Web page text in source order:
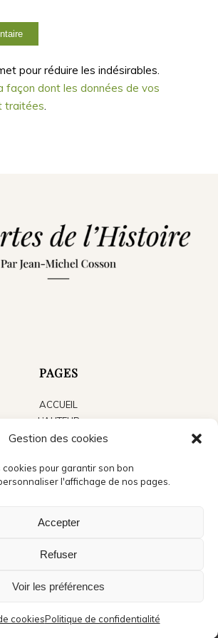
Gestion des cookies
cookies pour garantir son bon
l'affichage de nos pages.
Accepter
Refuser
Voir les préférences
cookiesPolitique de confidentialité
pour réduire les indésirables.
façon dont les données de vos
traitées.
PAGES
ACCUEIL
L’AUTEUR
LES LIVRES
ACTUALITÉS
PRESSE
- Crédits photo accueil : André Méravilles -
de confidentialité Politique de cookies (UE)